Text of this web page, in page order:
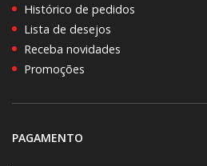
Histórico de pedidos
Lista de desejos
Receba novidades
Promoções
PAGAMENTO